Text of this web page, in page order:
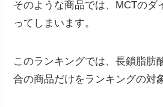
そのような商品では、MCTのダ
ってしまいます。
このランキングでは、長鎖脂肪
合の商品だけをランキングの対